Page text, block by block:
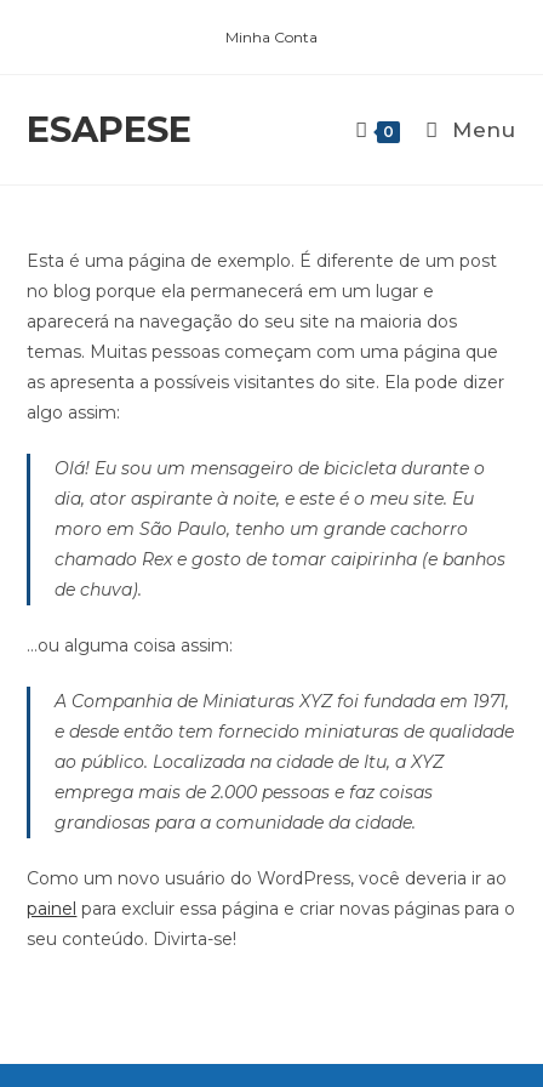
Minha Conta
ESAPESE 0 Menu
Esta é uma página de exemplo. É diferente de um post
no blog porque ela permanecerá em um lugar e
aparecerá na navegação do seu site na maioria dos
temas. Muitas pessoas começam com uma página que
as apresenta a possíveis visitantes do site. Ela pode dizer
algo assim:
Olá! Eu sou um mensageiro de bicicleta durante o
dia, ator aspirante à noite, e este é o meu site. Eu
moro em São Paulo, tenho um grande cachorro
chamado Rex e gosto de tomar caipirinha (e banhos
de chuva).
…ou alguma coisa assim:
A Companhia de Miniaturas XYZ foi fundada em 1971,
e desde então tem fornecido miniaturas de qualidade
ao público. Localizada na cidade de Itu, a XYZ
emprega mais de 2.000 pessoas e faz coisas
grandiosas para a comunidade da cidade.
Como um novo usuário do WordPress, você deveria ir ao
painel para excluir essa página e criar novas páginas para o
seu conteúdo. Divirta-se!